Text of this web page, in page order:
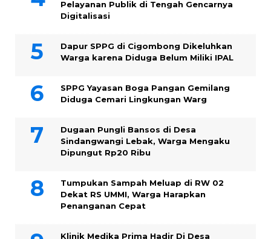
Pelayanan Publik di Tengah Gencarnya
Digitalisasi
Dapur SPPG di Cigombong Dikeluhkan
Warga karena Diduga Belum Miliki IPAL
SPPG Yayasan Boga Pangan Gemilang
Diduga Cemari Lingkungan Warg
Dugaan Pungli Bansos di Desa
Sindangwangi Lebak, Warga Mengaku
Dipungut Rp20 Ribu
Tumpukan Sampah Meluap di RW 02
Dekat RS UMMI, Warga Harapkan
Penanganan Cepat
Klinik Medika Prima Hadir Di Desa